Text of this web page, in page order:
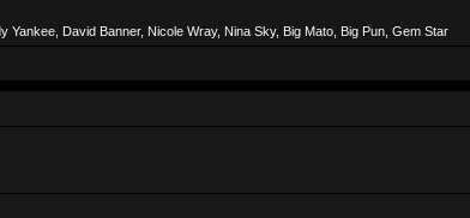
David Banner, Nicole Wray, Nina Sky, Big Mato, Big Pun, Gem Star